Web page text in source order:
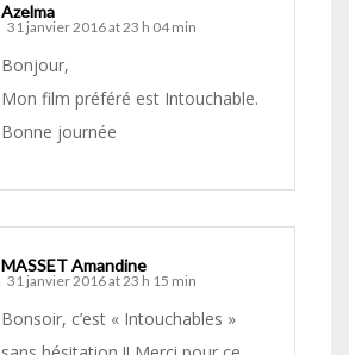
Azelma
31 janvier 2016 at 23 h 04 min
Bonjour,
Mon film préféré est Intouchable.
Bonne journée
MASSET Amandine
31 janvier 2016 at 23 h 15 min
Bonsoir, c’est « Intouchables »